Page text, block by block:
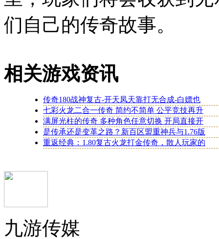
们自己的传奇故事。
相关游戏资讯
传奇180战神复古-开天凤天靠打无合成-白嫖也
七彩火龙二合一传奇 简约不简单 公平竞技再升
满屏光柱的传奇 多种角色任意切换 开局直接开
是传承还是变革之路？新百区盟重神兵与1.76版
重返经典：1.80复古火龙打金传奇，散人玩家的
九游传媒